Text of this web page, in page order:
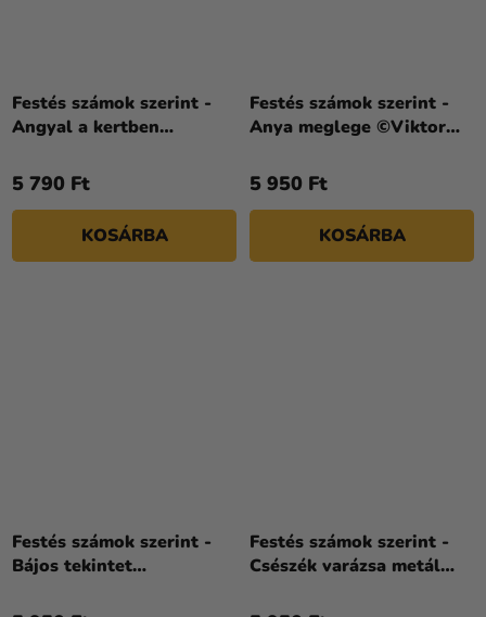
Festés számok szerint -
Angyal a kertben
cm
5 790 Ft
KOSÁRBA
Festés számok szerint -
Anya meglege ©Viktor
5 950 Ft
KOSÁRBA
Festés számok szerint -
Bájos tekintet
Festés számok szerint -
Csészék varázsa metál